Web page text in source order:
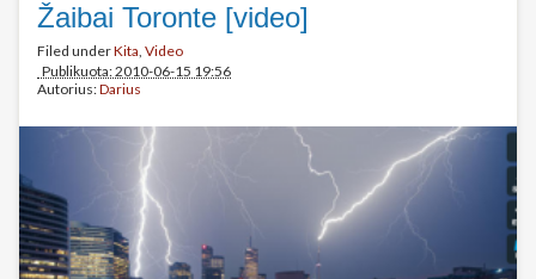
Žaibai Toronte [video]
Filed underKita, Video
Publikuota: 2010-06-15 19:56
Autorius:Darius